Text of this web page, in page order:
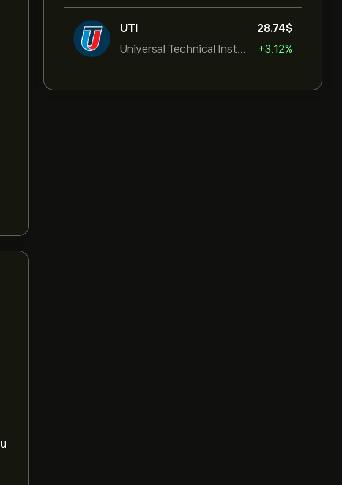
UTI
Universal Technical Institut
28.74‎$‎
+3.12%